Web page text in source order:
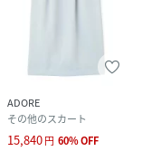
ADORE
その他のスカート
15,840円 60%OFF